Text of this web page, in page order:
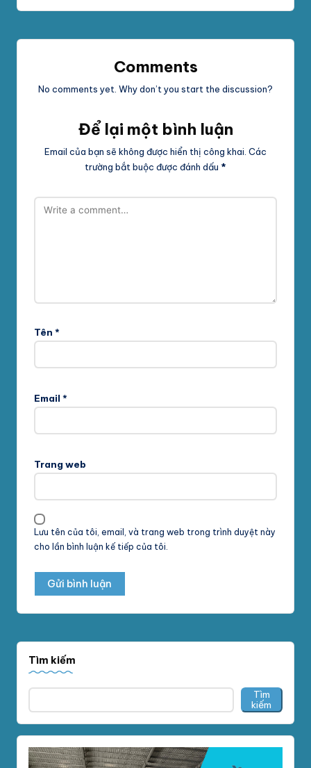
Comments
No comments yet. Why don’t you start the discussion?
Để lại một bình luận
Email của bạn sẽ không được hiển thị công khai. Các
trường bắt buộc được đánh dấu *
Tên *
Email *
Trang web
Lưu tên của tôi, email, và trang web trong trình duyệt này
cho lần bình luận kế tiếp của tôi.
Tìm kiếm
Tìm
kiếm